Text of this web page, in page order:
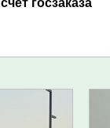
счет госзаказа